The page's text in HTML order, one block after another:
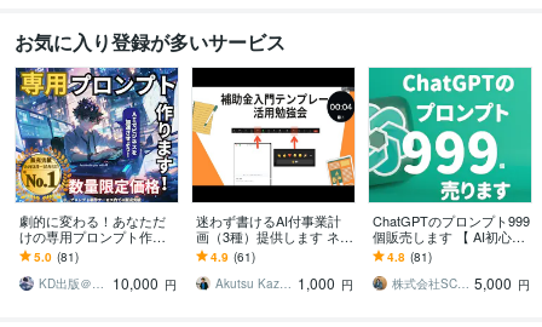
お気に入り登録が多いサービス
劇的に変わる！あなただ
けの専用プロンプト作り
ます 【☆5評価多数！初心
者必見】求める回答がく
る魔法のプロンプト
5.0 (81)
KD出版＠AIスタジオ
10,000 円
迷わず書けるAI付事業計
画（3種）提供します ネッ
トから集客したい、でも
時間がない、と悩んでい
る方へ
4.9 (61)
Akutsu Kazuhiro 1,000 円
ChatGPTのプロンプト999
個販売します 【 AI初心者
必見！】AIプロンプト最
強セットが遂に登場！
4.8 (81)
株式会社SCコンサルティング 5,000 円